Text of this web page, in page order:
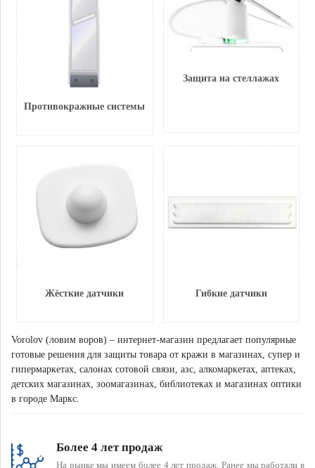
Противокражные системы
Защита на стеллажах
Жёсткие датчики Гибкие датчики
Vorolov (ловим воров) – интернет-магазин предлагает популярные
готовые решения для защиты товара от кражи в магазинах, супер и
гипермаркетах, салонах сотовой связи, азс, алкомаркетах, аптеках,
детских магазинах, зоомагазинах, библиотеках и магазинах оптики
в городе Маркс.
Более 4 лет продаж
На рынке мы имеем более 4 лет продаж. Ранее мы работали в